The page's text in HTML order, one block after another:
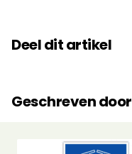
Deel dit artikel
Geschreven door